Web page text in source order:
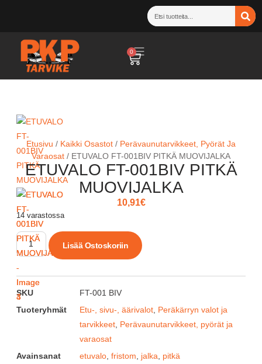
0
Etusivu / Kaikki Osastot / Perävaunutarvikkeet, Pyörät Ja
Varaosat / ETUVALO FT-001BIV PITKÄ MUOVIJALKA
ETUVALO FT-001BIV PITKÄ
MUOVIJALKA
10,91€
14 varastossa
Lisää Ostoskoriin
SKU
FT-001 BIV
Tuoteryhmät
Etu-, sivu-, äärivalot Peräkärryn valot ja
tarvikkeet Perävaunutarvikkeet, pyörät ja
varaosat
Avainsanat
etuvalo fristom jalka pitkä